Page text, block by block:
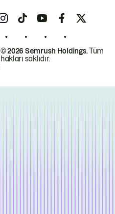
© 2026 Semrush Holdings.Tüm
hakları saklıdır.